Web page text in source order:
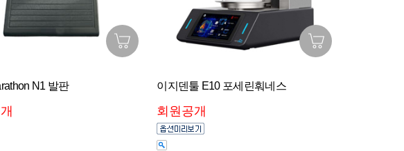
N1 발판 이지덴툴 E10 포세린훠네스
회원공개